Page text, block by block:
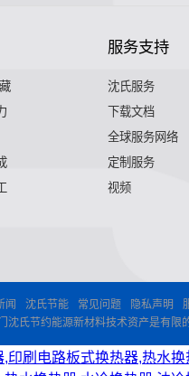
服务支持
沈氏服务
下载文档
全球服务网络
定制服务
视频
闻 沈氏节能 常见问题 隐私声明
沈氏节约能源新材料技术资产是有限
刷电路板式换热器,热水